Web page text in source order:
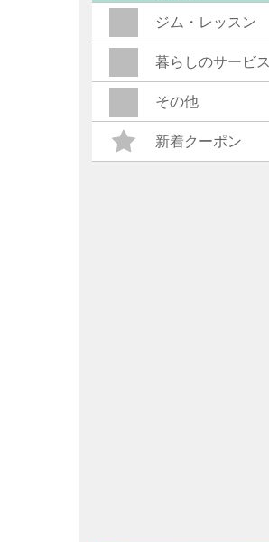
ジム・レッスン
暮らしのサービス
その他
新着クーポン